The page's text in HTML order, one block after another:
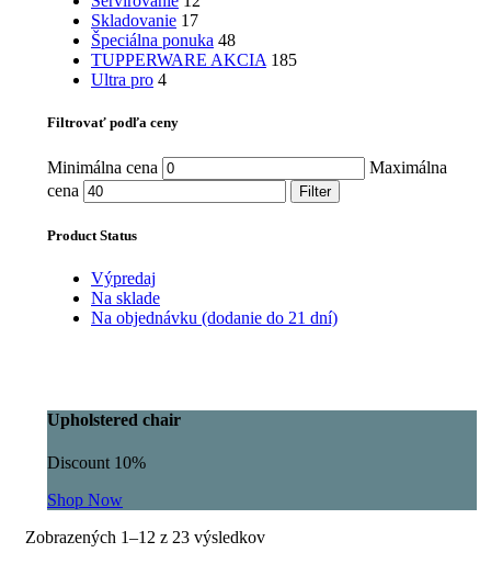
Skladovanie 17
Špeciálna ponuka 48
TUPPERWARE AKCIA 185
Ultra pro 4
Filtrovať podľa ceny
Minimálna cena
Maximálna
cena
Filter
Product Status
Výpredaj
Na sklade
Na objednávku (dodanie do 21 dní)
Upholstered chair
Discount 10%
Shop Now
Zobrazených 1–12 z 23 výsledkov